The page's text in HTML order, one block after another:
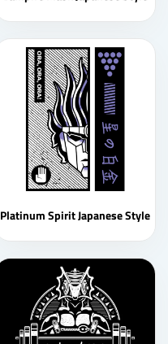
Platinum Spirit Japanese Style